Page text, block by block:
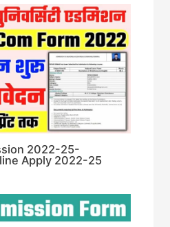
2022-25-
Apply 2022-25